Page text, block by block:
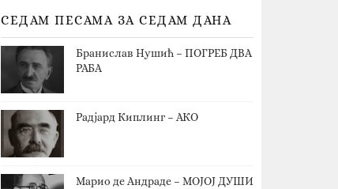
СЕДАМ ПЕСАМА ЗА СЕДАМ ДАНА
Бранислав Нушић – ПОГРЕБ ДВА
РАБА
Радјард Киплинг – АКО
Марио де Андраде – МОЈОЈ ДУШИ